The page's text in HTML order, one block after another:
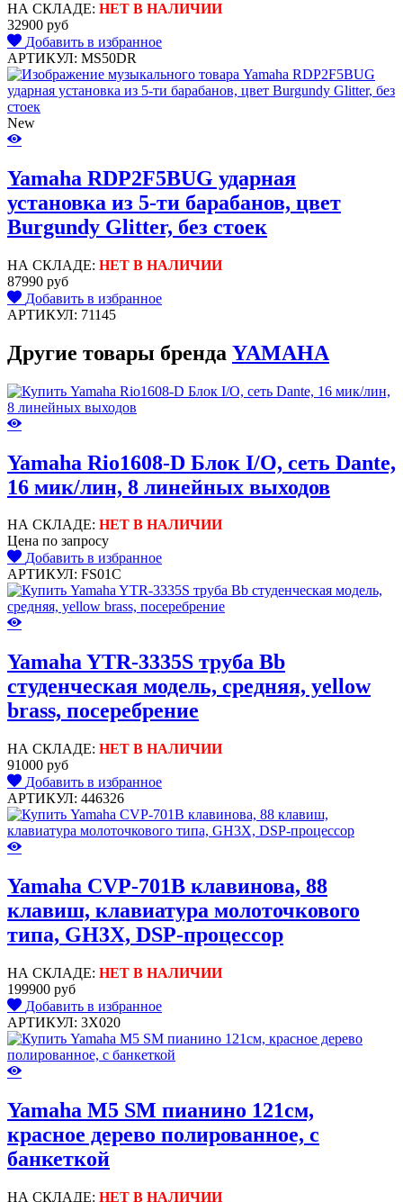
НА СКЛАДЕ: НЕТ В НАЛИЧИИ
32900 руб
Добавить в избранное
АРТИКУЛ: MS50DR
New
Yamaha RDP2F5BUG ударная
установка из 5-ти барабанов, цвет
Burgundy Glitter, без стоек
НА СКЛАДЕ: НЕТ В НАЛИЧИИ
87990 руб
Добавить в избранное
АРТИКУЛ: 71145
Другие товары бренда YAMAHA
Yamaha Rio1608-D Блок I/O, сеть Dante,
16 мик/лин, 8 линейных выходов
НА СКЛАДЕ: НЕТ В НАЛИЧИИ
Цена по запросу
Добавить в избранное
АРТИКУЛ: FS01C
Yamaha YTR-3335S труба Bb
студенческая модель, средняя, yellow
brass, посеребрение
НА СКЛАДЕ: НЕТ В НАЛИЧИИ
91000 руб
Добавить в избранное
АРТИКУЛ: 446326
Yamaha CVP-701B клавинова, 88
клавиш, клавиатура молоточкового
типа, GH3X, DSP-процессор
НА СКЛАДЕ: НЕТ В НАЛИЧИИ
199900 руб
Добавить в избранное
АРТИКУЛ: 3X020
Yamaha M5 SM пианино 121см,
красное дерево полированное, с
банкеткой
НА СКЛАДЕ: НЕТ В НАЛИЧИИ